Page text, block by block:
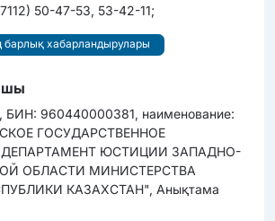
50-47-53, 53-42-11;
хабарландырулары
БИН: 960440000381, наименование:
ГОСУДАРСТВЕННОЕ
ЮСТИЦИИ ЗАПАДНО-
ОБЛАСТИ МИНИСТЕРСТВА
КАЗАХСТАН", Анықтама